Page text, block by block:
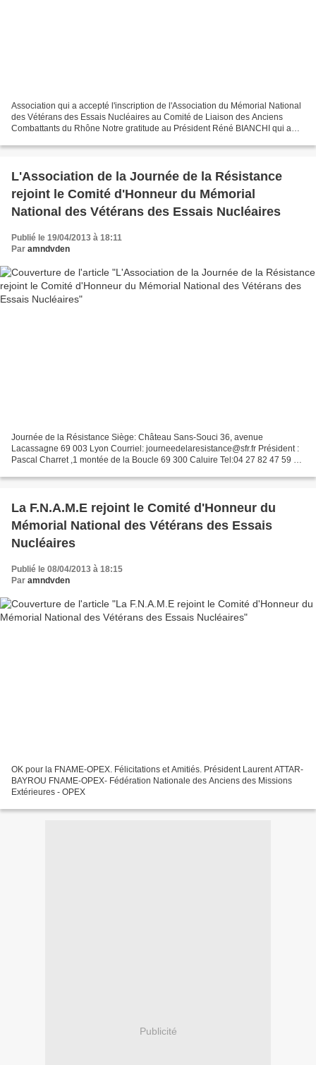
Association qui a accepté l'inscription de l'Association du Mémorial National
des Vétérans des Essais Nucléaires au Comité de Liaison des Anciens
Combattants du Rhône Notre gratitude au Président Réné BIANCHI qui a
L'Association de la Journée de la Résistance
rejoint le Comité d'Honneur du Mémorial
National des Vétérans des Essais Nucléaires
Publié le 19/04/2013 à 18:11
Par amndvden
Journée de la Résistance Siège: Château Sans-Souci 36, avenue
Lacassagne 69 003 Lyon Courriel: journeedelaresistance@sfr.fr Président :
Pascal Charret ,1 montée de la Boucle 69 300 Caluire Tel:04 27 82 47 59 ou
La F.N.A.M.E rejoint le Comité d'Honneur du
Mémorial National des Vétérans des Essais
Nucléaires
Publié le 08/04/2013 à 18:15
Par amndvden
OK pour la FNAME-OPEX. Félicitations et Amitiés. Président Laurent ATTAR-
BAYROU FNAME-OPEX- Fédération Nationale des Anciens des Missions
Extérieures - OPEX
Publicité